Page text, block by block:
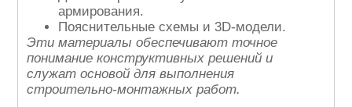
армирования.
Пояснительные схемы и 3D-модели.
Эти материалы обеспечивают точное
понимание конструктивных решений и
служат основой для выполнения
строительно-монтажных работ.